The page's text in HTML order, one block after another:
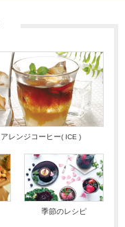
アレンジコーヒー( ICE )
季節のレシピ